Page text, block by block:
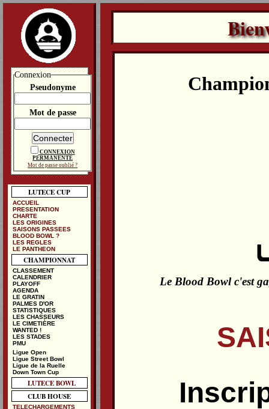
Le Blood Bowl c'est
Connexion
Pseudonyme
Mot de passe
CONNEXION
PERMANENTE
Mot de passe oublié ?
LUTECE CUP
ACCUEIL
PRESENTATION
CHARTE
LES ORIGINES
SAISONS PASSEES
BLOOD BOWL ?
LES REGLES
LE PANTHEON
CHAMPIONNAT
CLASSEMENT
CALENDRIER
PLAYOFF
AGENDA
LE GRATIN
PALMES D'OR
STATISTIQUES
LES CHASSEURS
LE CIMETIÈRE
WANTED !
LES STADES
PMU
Ligue Open
Ligue Street Bowl
Ligue de la Ruelle
Down Town Cup
LUTECE BOWL
CLUB HOUSE
TELECHARGEMENTS